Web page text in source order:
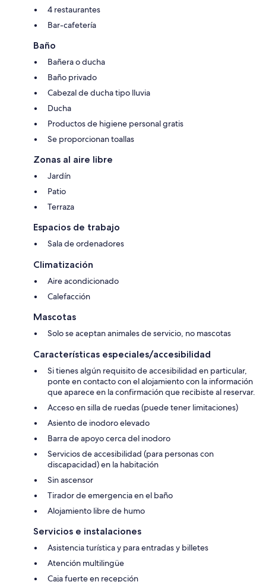
4 restaurantes
Bar-cafetería
Baño
Bañera o ducha
Baño privado
Cabezal de ducha tipo lluvia
Ducha
Productos de higiene personal gratis
Se proporcionan toallas
Zonas al aire libre
Jardín
Patio
Terraza
Espacios de trabajo
Sala de ordenadores
Climatización
Aire acondicionado
Calefacción
Mascotas
Solo se aceptan animales de servicio, no mascotas
Características especiales/accesibilidad
Si tienes algún requisito de accesibilidad en particular,
ponte en contacto con el alojamiento con la información
que aparece en la confirmación que recibiste al reservar.
Acceso en silla de ruedas (puede tener limitaciones)
Asiento de inodoro elevado
Barra de apoyo cerca del inodoro
Servicios de accesibilidad (para personas con
discapacidad) en la habitación
Sin ascensor
Tirador de emergencia en el baño
Alojamiento libre de humo
Servicios e instalaciones
Asistencia turística y para entradas y billetes
Atención multilingüe
Caja fuerte en recepción